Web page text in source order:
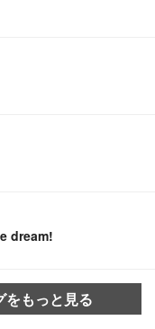
dream!
をもっと見る